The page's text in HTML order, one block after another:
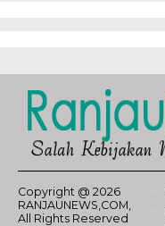
Copyright @ 2026
RANJAUNEWS,COM,
All Rights Reserved